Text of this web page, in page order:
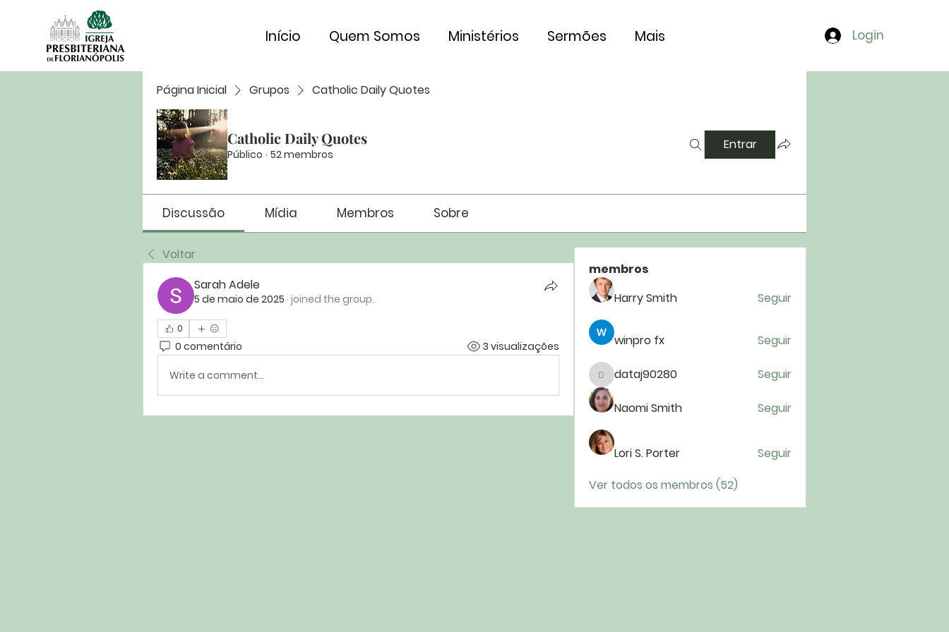
Início Quem Somos Ministérios Sermões Mais Login
Página Inicial Grupos Catholic Daily Quotes
Catholic Daily Quotes
Público · 52 membros
Entrar
Discussão Mídia Membros Sobre
Voltar
Sarah Adele
5 de maio de 2025 · joined the group.
0
0 comentário 3 visualizações
Write a comment...
membros
Harry Smith
Seguir
winpro fx Seguir
dataj90280
dataj90280 Seguir
Naomi Smith Seguir
Lori S. Porter
Seguir
Ver todos os membros (52)